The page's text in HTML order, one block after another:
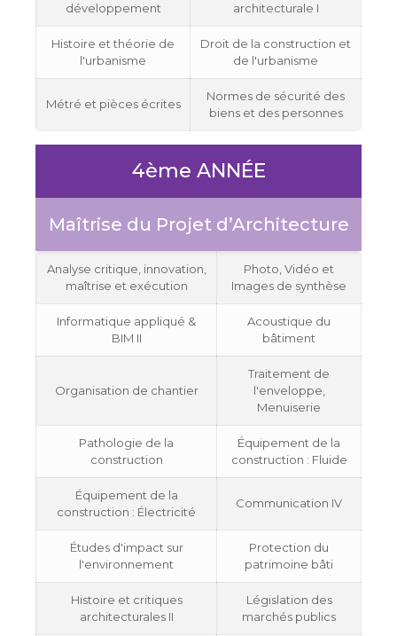
développement
architecturale I
Histoire et théorie de
l'urbanisme
Droit de la construction et
de l'urbanisme
Métré et pièces écrites
Normes de sécurité des
biens et des personnes
4ème ANNÉE
Maîtrise du Projet d’Architecture
Analyse critique, innovation,
maîtrise et exécution
Photo, Vidéo et
Images de synthèse
Informatique appliqué &
BIM II
Acoustique du
bâtiment
Organisation de chantier
Traitement de
l'enveloppe,
Menuiserie
Pathologie de la
construction
Équipement de la
construction : Fluide
Équipement de la
construction : Électricité
Communication IV
Études d'impact sur
l'environnement
Protection du
patrimoine bâti
Histoire et critiques
architecturales II
Législation des
marchés publics